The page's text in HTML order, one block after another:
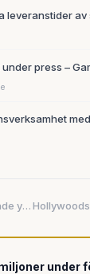
leveranstider av
press –
OpenAI prioriterar betalande yrkesanvändare – satsar på Codex framför ChatGPT
under